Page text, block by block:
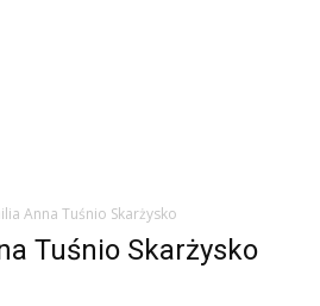
Anna Tuśnio Skarżysko
Tuśnio Skarżysko